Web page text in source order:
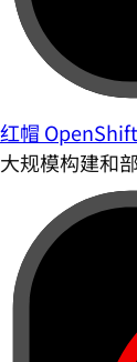
红帽 OpenShift
大规模构建和